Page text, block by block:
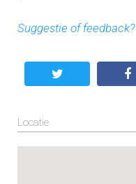
Suggestie of feedback?
Locatie